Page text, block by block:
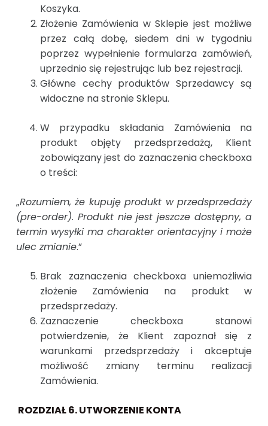
Koszyka.
Złożenie Zamówienia w Sklepie jest możliwe
przez całą dobę, siedem dni w tygodniu
poprzez wypełnienie formularza zamówień,
uprzednio się rejestrując lub bez rejestracji.
Główne cechy produktów Sprzedawcy są
widoczne na stronie Sklepu.
W przypadku składania Zamówienia na
produkt objęty przedsprzedażą, Klient
zobowiązany jest do zaznaczenia checkboxa
o treści:
„Rozumiem, że kupuję produkt w przedsprzedaży
(pre-order). Produkt nie jest jeszcze dostępny, a
termin wysyłki ma charakter orientacyjny i może
ulec zmianie.”
Brak zaznaczenia checkboxa uniemożliwia
złożenie Zamówienia na produkt w
przedsprzedaży.
Zaznaczenie checkboxa stanowi
potwierdzenie, że Klient zapoznał się z
warunkami przedsprzedaży i akceptuje
możliwość zmiany terminu realizacji
Zamówienia.
ROZDZIAŁ 6. UTWORZENIE KONTA